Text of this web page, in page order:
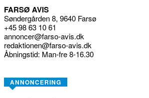
FARSØ AVIS
Søndergården 8, 9640 Farsø
+45 98 63 10 61
annoncer@farso-avis.dk
redaktionen@farso-avis.dk
Åbningstid: Man-fre 8-16.30
ANNONCERING